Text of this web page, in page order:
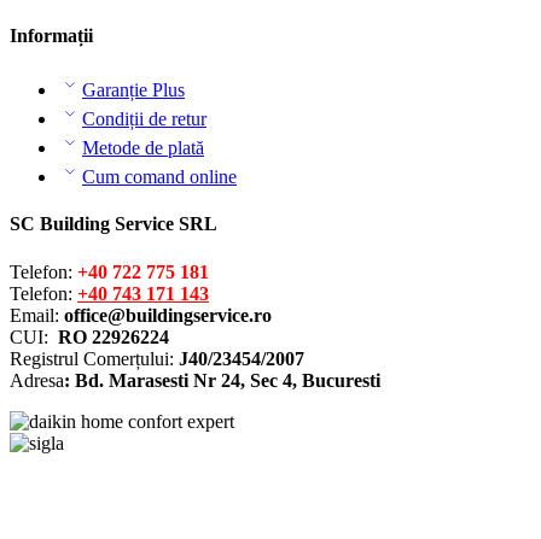
Informații
Garanție Plus
Condiții de retur
Metode de plată
Cum comand online
SC Building Service SRL
Telefon: +40 722 775 181
Telefon: +40 743 171 143
Email: office@buildingservice.ro
CUI: RO 22926224
Registrul Comerțului: J40/23454/2007
Adresa: Bd. Marasesti Nr 24, Sec 4, Bucuresti